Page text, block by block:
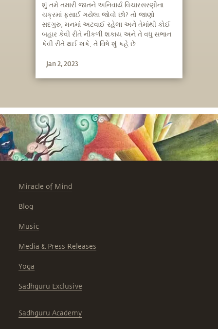
શું તમે તમારી જાતને અનિવાર્ય વિચારસરણીના
ચક્રમાં ફસાઈ ગયેલા જોવો છો? તો જાણો
સદગુરુ, મનમાં અટવાઈ રહેલા અને તેમાંથી કોઈ
બહાર કેવી રીતે નીકળી શકાય અને તે વધુ સભાન
કેવી રીતે થઈ શકે, તે વિષે શું કહે છે.
Jan 2, 2023
Miracle of Mind
Blog
Music
Media & Press Releases
Yoga
Sadhguru Exclusive
Sadhguru Academy